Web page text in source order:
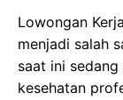
Lowongan
menjadi salah
saat ini
kesehatan